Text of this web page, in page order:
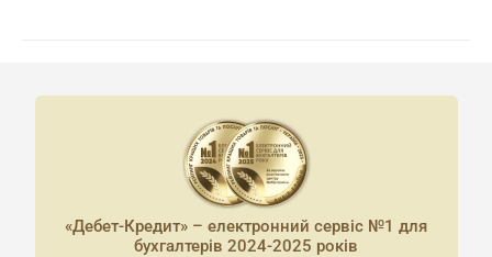
«Дебет-Кредит» – електронний сервіс №1 для
бухгалтерів 2024-2025 років